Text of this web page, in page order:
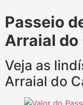
Passeio
Arraial do
Veja as
Arraial do